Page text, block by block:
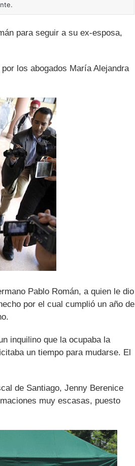
para seguir a su ex-esposa,
los abogados María Alejandra
Pablo Román, a quien le dio
por el cual cumplió un año de
inquilino que la ocupaba la
un tiempo para mudarse. El
de Santiago, Jenny Berenice
muy escasas, puesto